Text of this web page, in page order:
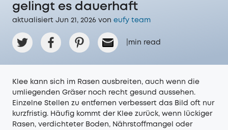
gelingt es dauerhaft
aktualisiert Jun 21, 2026 von eufy team
min read
Klee kann sich im Rasen ausbreiten, auch wenn die
umliegenden Gräser noch recht gesund aussehen.
Einzelne Stellen zu entfernen verbessert das Bild oft nur
kurzfristig. Häufig kommt der Klee zurück, wenn lückiger
Rasen, verdichteter Boden, Nährstoffmangel oder